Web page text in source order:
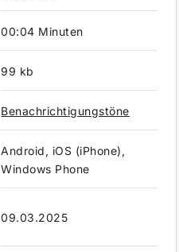
00:04 Minuten
99 kb
Benachrichtigungstöne
Android, iOS (iPhone),
Windows Phone
09.03.2025